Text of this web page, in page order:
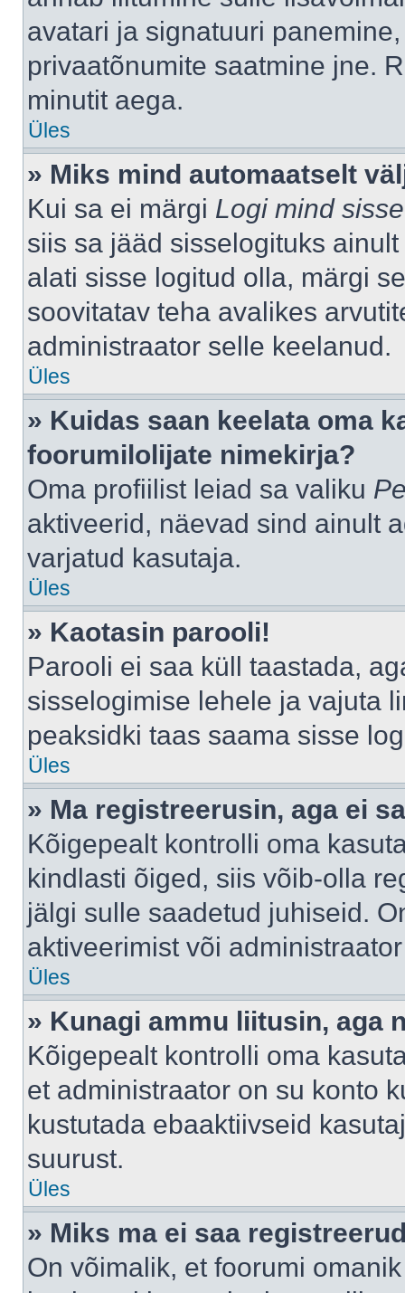
avatari ja signatuuri
privaatõnumite saatmine jne.
minutit aega.
Üles
» Miks mind automaatselt
Kui sa ei märgi Logi mind
siis sa jääd sisselogituks
alati sisse logitud olla, märgi
soovitatav teha avalikes
administraator selle keelanud.
Üles
» Kuidas saan keelata oma
foorumilolijate nimekirja?
Oma profiilist leiad sa valiku
aktiveerid, näevad sind ainult
varjatud kasutaja.
Üles
» Kaotasin parooli!
Parooli ei saa küll taastada,
sisselogimise lehele ja vajuta
peaksidki taas saama sisse
Üles
» Ma registreerusin, aga ei
Kõigepealt kontrolli oma
kindlasti õiged, siis võib-olla
jälgi sulle saadetud juhiseid.
aktiveerimist või
Üles
» Kunagi ammu liitusin, aga
Kõigepealt kontrolli oma
et administraator on su konto
kustutada ebaaktiivseid
suurust.
Üles
» Miks ma ei saa
On võimalik, et foorumi